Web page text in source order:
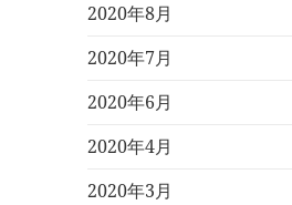
2020年8月
2020年7月
2020年6月
2020年4月
2020年3月